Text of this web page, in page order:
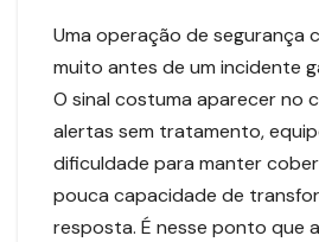
Uma operação de segurança
muito antes de um incidente
O sinal costuma aparecer no
alertas sem tratamento,
dificuldade para manter
pouca capacidade de
resposta. É nesse ponto que